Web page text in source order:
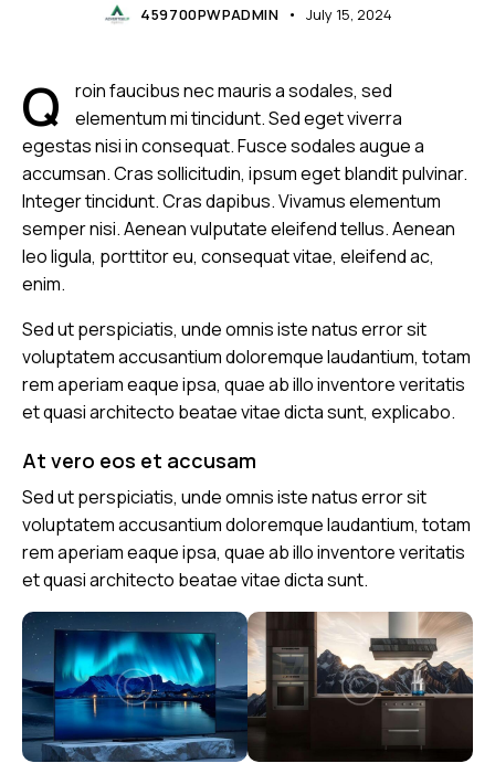
459700PWPADMIN July 15, 2024
Q
roin faucibus nec mauris a sodales, sed
elementum mi tincidunt. Sed eget viverra
egestas nisi in consequat. Fusce sodales augue a
accumsan. Cras sollicitudin, ipsum eget blandit pulvinar.
Integer tincidunt. Cras dapibus. Vivamus elementum
semper nisi. Aenean vulputate eleifend tellus. Aenean
leo ligula, porttitor eu, consequat vitae, eleifend ac,
enim.
Sed ut perspiciatis, unde omnis iste natus error sit
voluptatem accusantium doloremque laudantium, totam
rem aperiam eaque ipsa, quae ab illo inventore veritatis
et quasi architecto beatae vitae dicta sunt, explicabo.
At vero eos et accusam
Sed ut perspiciatis, unde omnis iste natus error sit
voluptatem accusantium doloremque laudantium, totam
rem aperiam eaque ipsa, quae ab illo inventore veritatis
et quasi architecto beatae vitae dicta sunt.